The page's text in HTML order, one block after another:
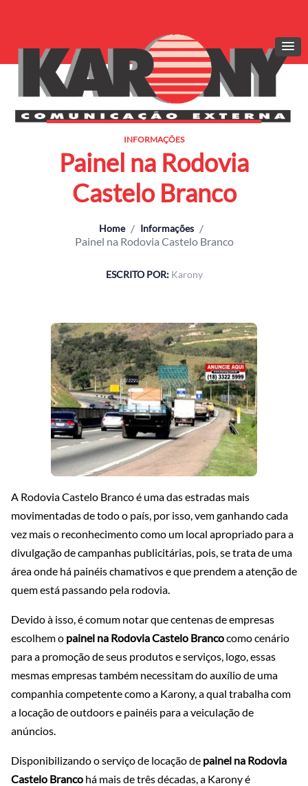
INFORMAÇÕES
Painel na Rodovia
Castelo Branco
Home / Informações /
Painel na Rodovia Castelo Branco
ESCRITO POR: Karony
A Rodovia Castelo Branco é uma das estradas mais
movimentadas de todo o país, por isso, vem ganhando cada
vez mais o reconhecimento como um local apropriado para a
divulgação de campanhas publicitárias, pois, se trata de uma
área onde há painéis chamativos e que prendem a atenção de
quem está passando pela rodovia.
Devido à isso, é comum notar que centenas de empresas
escolhem o painel na Rodovia Castelo Brancocomo cenário
para a promoção de seus produtos e serviços, logo, essas
mesmas empresas também necessitam do auxílio de uma
companhia competente como a Karony, a qual trabalha com
a locação de outdoors e painéis para a veiculação de
anúncios.
Disponibilizando o serviço de locação de painel na Rodovia
Castelo Branco há mais de três décadas, a Karony é